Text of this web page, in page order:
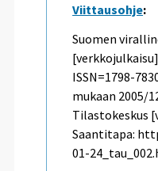
Viittausohje:
Suomen
ISSN=1798-
mukaan 2005/
Tilastokeskus
Saantitapa:
01-